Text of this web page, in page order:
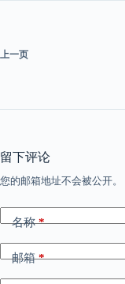
上一页
留下评论
您的邮箱地址不会被公开。
名称*
邮箱*